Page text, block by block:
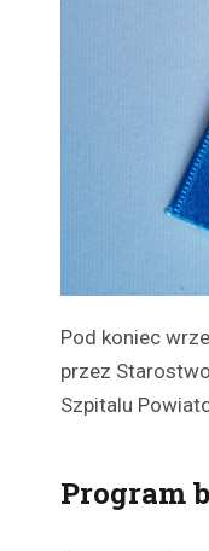
Pod koniec
przez
Szpitalu
Program